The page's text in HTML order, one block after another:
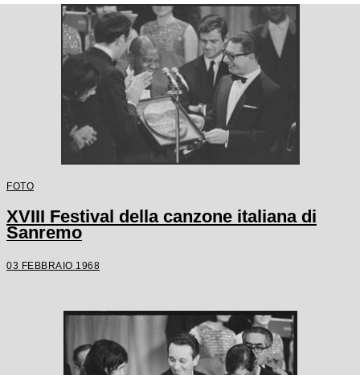
FOTO
XVIII Festival della canzone italiana di
Sanremo
03 FEBBRAIO 1968